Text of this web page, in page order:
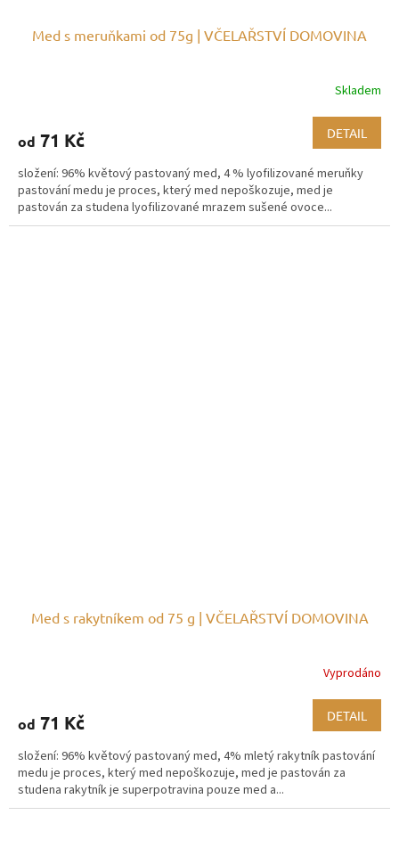
Med s meruňkami od 75g | VČELAŘSTVÍ DOMOVINA
Skladem
od 71 Kč DETAIL
složení: 96% květový pastovaný med, 4 % lyofilizované meruňky
pastování medu je proces, který med nepoškozuje, med je
pastován za studena lyofilizované mrazem sušené ovoce...
Med s rakytníkem od 75 g | VČELAŘSTVÍ DOMOVINA
Vyprodáno
od 71 Kč DETAIL
složení: 96% květový pastovaný med, 4% mletý rakytník pastování
medu je proces, který med nepoškozuje, med je pastován za
studena rakytník je superpotravina pouze med a...